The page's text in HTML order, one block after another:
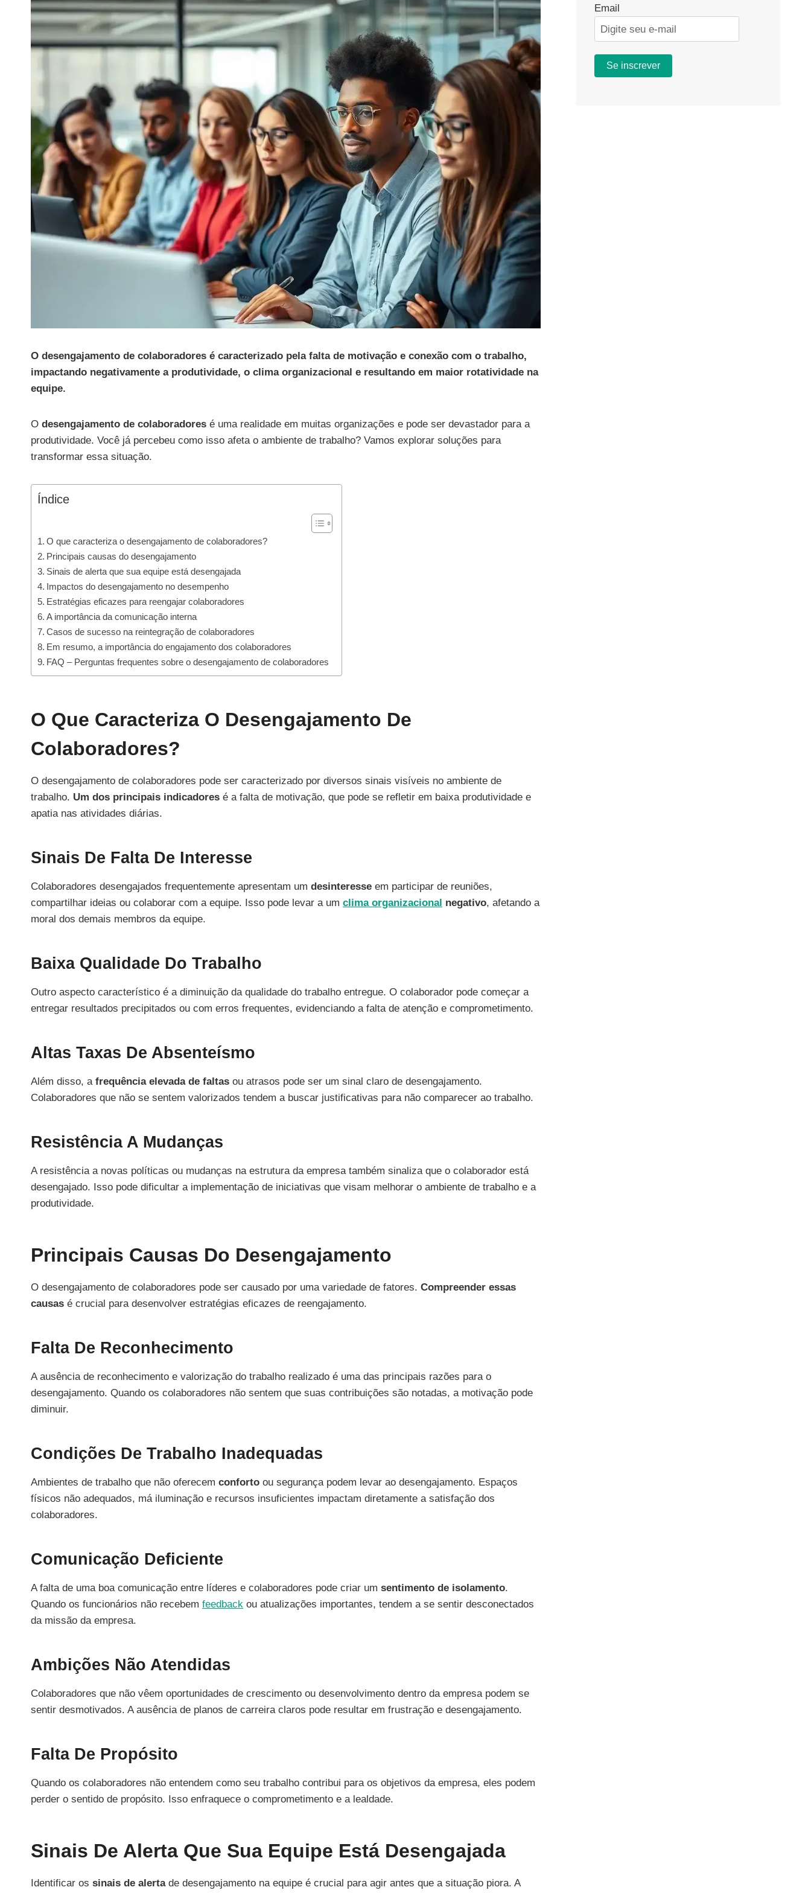
O desengajamento de colaboradores é caracterizado pela falta de motivação e conexão com o trabalho,
impactando negativamente a produtividade, o clima organizacional e resultando em maior rotatividade na
equipe.
O desengajamento de colaboradores é uma realidade em muitas organizações e pode ser devastador para a
produtividade. Você já percebeu como isso afeta o ambiente de trabalho? Vamos explorar soluções para
transformar essa situação.
Índice
O que caracteriza o desengajamento de colaboradores?
Principais causas do desengajamento
Sinais de alerta que sua equipe está desengajada
Impactos do desengajamento no desempenho
Estratégias eficazes para reengajar colaboradores
A importância da comunicação interna
Casos de sucesso na reintegração de colaboradores
Em resumo, a importância do engajamento dos colaboradores
FAQ – Perguntas frequentes sobre o desengajamento de colaboradores
O Que Caracteriza O Desengajamento De
Colaboradores?
O desengajamento de colaboradores pode ser caracterizado por diversos sinais visíveis no ambiente de
trabalho. Um dos principais indicadores é a falta de motivação, que pode se refletir em baixa produtividade e
apatia nas atividades diárias.
Sinais De Falta De Interesse
Colaboradores desengajados frequentemente apresentam um desinteresse em participar de reuniões,
compartilhar ideias ou colaborar com a equipe. Isso pode levar a um clima organizacional negativo, afetando a
moral dos demais membros da equipe.
Baixa Qualidade Do Trabalho
Outro aspecto característico é a diminuição da qualidade do trabalho entregue. O colaborador pode começar a
entregar resultados precipitados ou com erros frequentes, evidenciando a falta de atenção e comprometimento.
Altas Taxas De Absenteísmo
Além disso, a frequência elevada de faltas ou atrasos pode ser um sinal claro de desengajamento.
Colaboradores que não se sentem valorizados tendem a buscar justificativas para não comparecer ao trabalho.
Resistência A Mudanças
A resistência a novas políticas ou mudanças na estrutura da empresa também sinaliza que o colaborador está
desengajado. Isso pode dificultar a implementação de iniciativas que visam melhorar o ambiente de trabalho e a
produtividade.
Principais Causas Do Desengajamento
O desengajamento de colaboradores pode ser causado por uma variedade de fatores. Compreender essas
causas é crucial para desenvolver estratégias eficazes de reengajamento.
Falta De Reconhecimento
A ausência de reconhecimento e valorização do trabalho realizado é uma das principais razões para o
desengajamento. Quando os colaboradores não sentem que suas contribuições são notadas, a motivação pode
diminuir.
Condições De Trabalho Inadequadas
Ambientes de trabalho que não oferecem conforto ou segurança podem levar ao desengajamento. Espaços
físicos não adequados, má iluminação e recursos insuficientes impactam diretamente a satisfação dos
colaboradores.
Comunicação Deficiente
A falta de uma boa comunicação entre líderes e colaboradores pode criar um sentimento de isolamento.
Quando os funcionários não recebem feedback ou atualizações importantes, tendem a se sentir desconectados
da missão da empresa.
Ambições Não Atendidas
Colaboradores que não vêem oportunidades de crescimento ou desenvolvimento dentro da empresa podem se
sentir desmotivados. A ausência de planos de carreira claros pode resultar em frustração e desengajamento.
Falta De Propósito
Quando os colaboradores não entendem como seu trabalho contribui para os objetivos da empresa, eles podem
perder o sentido de propósito. Isso enfraquece o comprometimento e a lealdade.
Sinais De Alerta Que Sua Equipe Está Desengajada
Identificar os sinais de alertade desengajamento na equipe é crucial para agir antes que a situação piora. A
Email